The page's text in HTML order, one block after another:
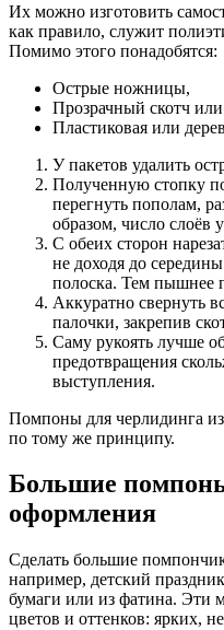
Их можно изготовить
как правило, служит
Помимо этого понадобятся:
Острые ножницы,
Прозрачный скотч
Пластиковая или
У пакетов удалить
Полученную стопку
перегнуть пополам,
образом, число слоёв
С обеих сторон
не доходя до
полоска. Тем пышнее
Аккуратно свернуть
палочки, закрепив
Саму рукоять лучше
предотвращения
выступления.
Помпоны для черлидинга
по тому же принципу.
Большие
оформления
Сделать большие
например, детский
бумаги или из фатина. Эти
цветов и оттенков: ярких,